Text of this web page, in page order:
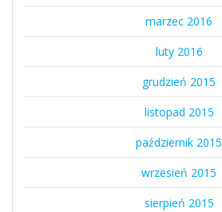
marzec 2016
luty 2016
grudzień 2015
listopad 2015
październik 2015
wrzesień 2015
sierpień 2015